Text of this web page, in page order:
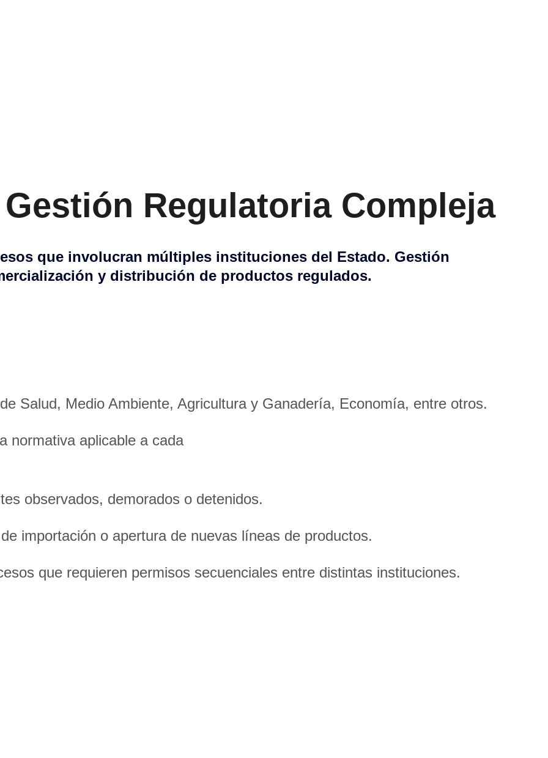
Regulatoria Compleja
que involucran múltiples instituciones del Estado. Gestión
y distribución de productos regulados.
Salud, Medio Ambiente, Agricultura y Ganadería, Economía, entre otros.
normativa aplicable a cada
observados, demorados o detenidos.
importación o apertura de nuevas líneas de productos.
que requieren permisos secuenciales entre distintas instituciones.